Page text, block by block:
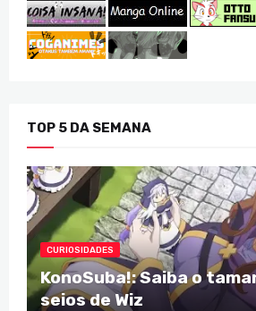
TOP 5 DA SEMANA
CURIOSIDADES
KonoSuba!: Saiba o
seios de Wiz